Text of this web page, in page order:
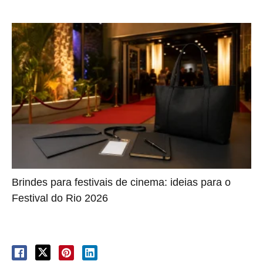
Brindes para festivais de cinema: ideias para o
Festival do Rio 2026